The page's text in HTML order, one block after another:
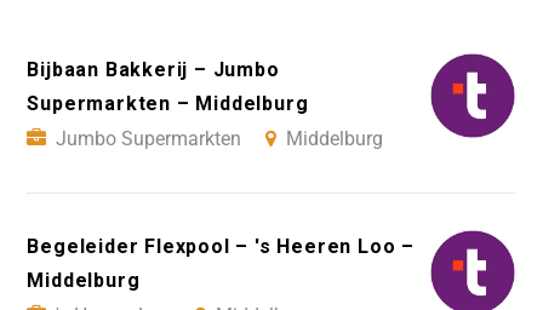
Bijbaan Bakkerij – Jumbo
Supermarkten – Middelburg
Jumbo Supermarkten
Middelburg
Begeleider Flexpool – 's Heeren Loo –
Middelburg